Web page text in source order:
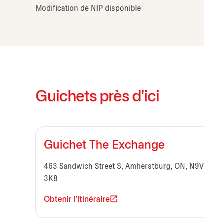
Modification de NIP disponible
Guichets près d'ici
Guichet The Exchange
463 Sandwich Street S, Amherstburg, ON, N9V
3K8
Obtenir l'itinéraire